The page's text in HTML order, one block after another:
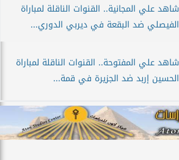
شاهد علي المجانية.. القنوات الناقلة لمباراة
الفيصلي ضد البقعة في ديربي الدوري...
شاهد علي المفتوحة.. القنوات الناقلة لمباراة
الحسين إربد ضد الجزيرة في قمة...